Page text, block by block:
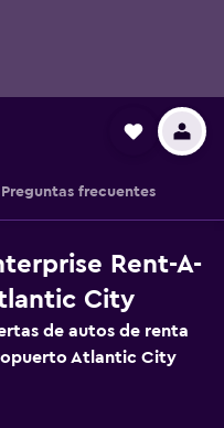
Preguntas frecuentes
Rent-A-
City
de autos de renta
Atlantic City